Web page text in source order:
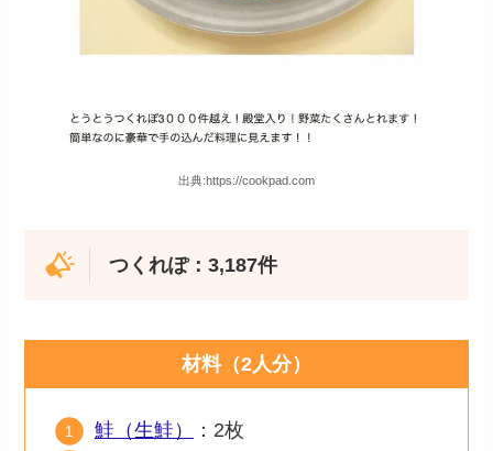
出典:https://cookpad.com
つくれぽ：3,187件
材料（2人分）
鮭（生鮭）
：2枚